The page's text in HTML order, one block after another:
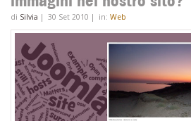
di Silvia | 30 Set 2010 | in: Web